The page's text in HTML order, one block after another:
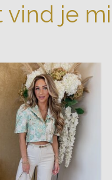
vind je